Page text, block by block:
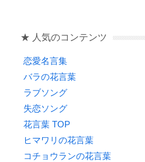
k
★ 人気のコンテンツ
恋愛名言集
バラの花言葉
ラブソング
失恋ソング
花言葉 TOP
ヒマワリの花言葉
コチョウランの花言葉